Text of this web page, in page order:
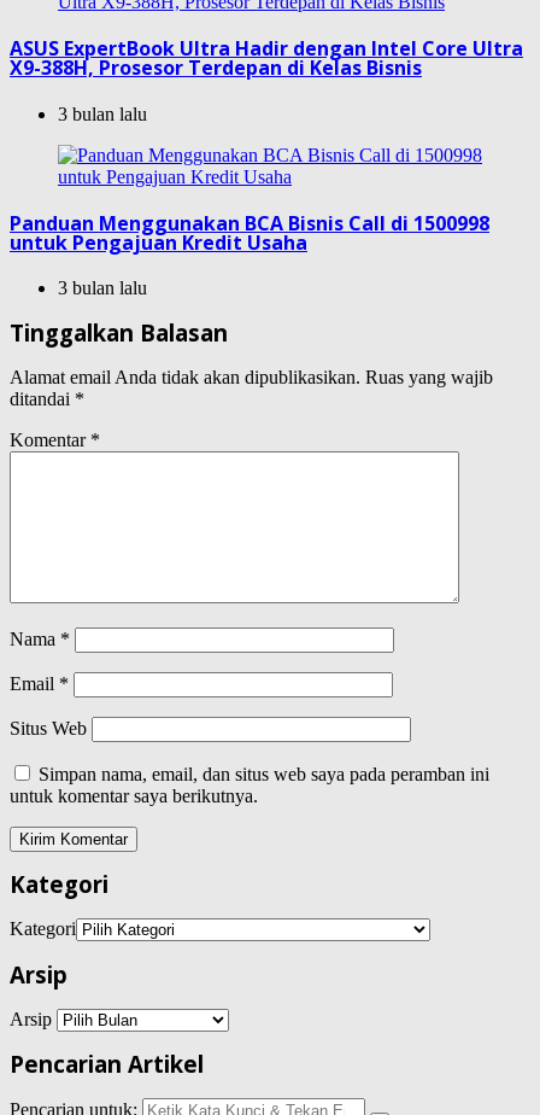
ASUS ExpertBook Ultra Hadir dengan Intel Core Ultra
X9-388H, Prosesor Terdepan di Kelas Bisnis
3 bulan lalu
Panduan Menggunakan BCA Bisnis Call di 1500998
untuk Pengajuan Kredit Usaha
3 bulan lalu
Tinggalkan Balasan
Alamat email Anda tidak akan dipublikasikan. Ruas yang wajib
ditandai *
Komentar *
Nama *
Email *
Situs Web
Simpan nama, email, dan situs web saya pada peramban ini
untuk komentar saya berikutnya.
Kategori
Kategori
Arsip
Arsip
Pencarian Artikel
Pencarian untuk: